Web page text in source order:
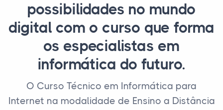
possibilidades no mundo
digital com o curso que forma
os especialistas em
informática do futuro.
O Curso Técnico em Informática para
Internet na modalidade de Ensino a Distância